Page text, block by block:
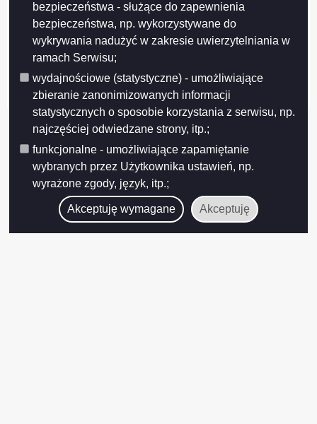
bezpieczeństwa - służące do zapewnienia
bezpieczeństwa, np. wykorzystywane do
wykrywania nadużyć w zakresie uwierzytelniania w
ramach Serwisu;
wydajnościowe (statystyczne) - umożliwiające
zbieranie zanonimizowanych informacji
statystycznych o sposobie korzystania z serwisu, np.
najczęściej odwiedzane strony, itp.;
funkcjonalne - umożliwiające zapamiętanie
wybranych przez Użytkownika ustawień, np.
wyrażone zgody, język, itp.;
Akceptuję wymagane Akceptuję
Projekt współfinansowany przez Unię Europejską z Europejskiego Funduszu
Rozwoju Regionalnego w ramach Regionalnego Programu Operacyjnego
Województwa Podlaskiego na lata 2007-2013
FUNDUSZE EUROPEJSKIE - DLA ROZWOJU WOJEWÓDZTWA PODLASKIEGO
RPOWP